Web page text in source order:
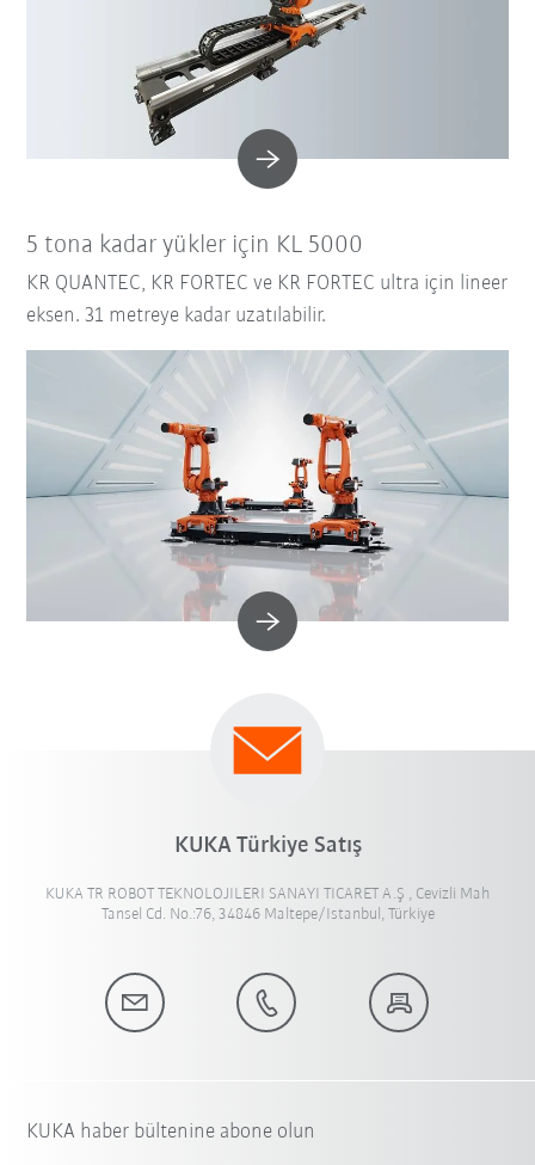
5 tona kadar yükler için KL 5000
KR QUANTEC, KR FORTEC ve KR FORTEC ultra için lineer
eksen. 31 metreye kadar uzatılabilir.
KUKA Türkiye Satış
KUKA TR ROBOT TEKNOLOJILERI SANAYI TICARET A.Ş , Cevizli Mah
Tansel Cd. No.:76, 34846 Maltepe/Istanbul, Türkiye
KUKA haber bültenine abone olun